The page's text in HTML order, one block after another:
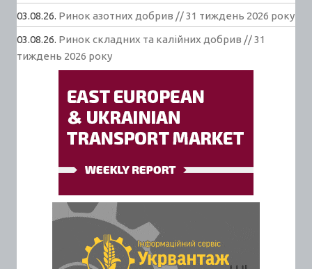
03.08.26. Ринок азотних добрив // 31 тиждень 2026 року
03.08.26. Ринок складних та калійних добрив // 31
тиждень 2026 року